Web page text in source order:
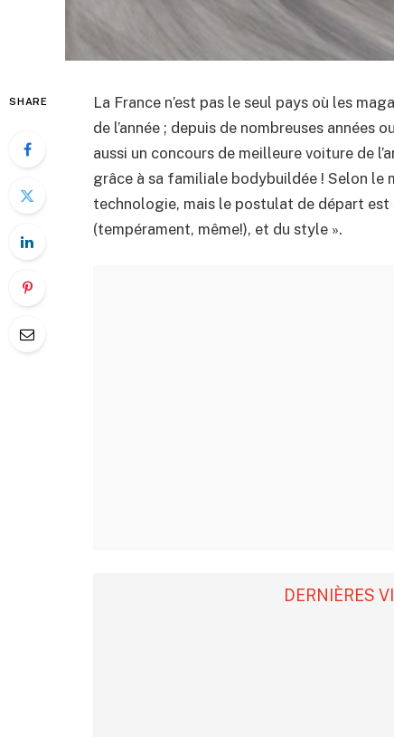
SHARE
La France n’est pas le seul pays où les
de l’année ; depuis de nombreuses années
aussi un concours de meilleure voiture de
grâce à sa familiale bodybuildée ! Selon le
technologie, mais le postulat de départ
(tempérament, même!), et du style ».
DERNIÈRES